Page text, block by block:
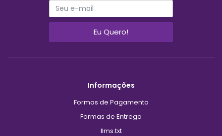
Eu Quero!
Informações
Formas de Pagamento
Formas de Entrega
llms.txt